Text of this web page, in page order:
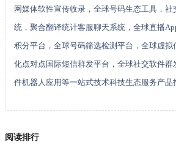
网媒体软性宣传收录，全球号码生态工具，
统，聚合翻译统计客服聊天系统，全球直播
积分平台，全球号码筛选检测平台，全球虚拟
化点对点国际短信群发平台，全球社交软件
件机器人应用等一站式技术科技生态服务产品
阅读排行